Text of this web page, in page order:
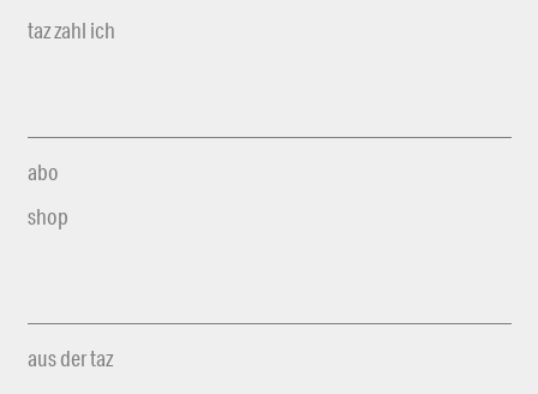
taz zahl ich
abo
shop
aus der taz